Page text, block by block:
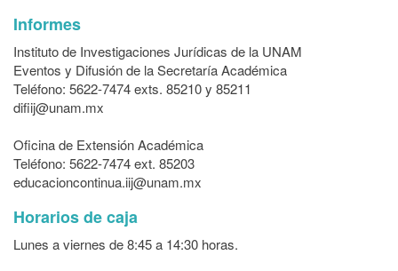
Informes
Instituto de Investigaciones Jurídicas de la UNAM
Eventos y Difusión de la Secretaría Académica
Teléfono: 5622-7474 exts. 85210 y 85211
difiij@unam.mx
Oficina de Extensión Académica
Teléfono: 5622-7474 ext. 85203
educacioncontinua.iij@unam.mx
Horarios de caja
Lunes a viernes de 8:45 a 14:30 horas.